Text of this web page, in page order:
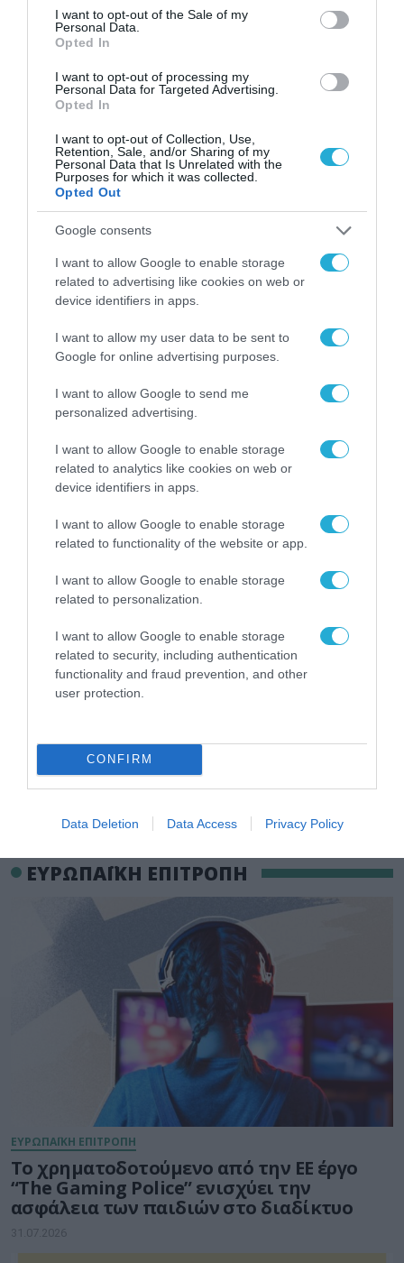
consent section.
I want to opt-out of the Sale of my
Personal Data.
Opted In
I want to opt-out of processing my
Personal Data for Targeted Advertising.
Opted In
I want to opt-out of Collection, Use,
Retention, Sale, and/or Sharing of my
Personal Data that Is Unrelated with the
Purposes for which it was collected.
Opted Out
Google consents
I want to allow Google to enable storage
related to advertising like cookies on web or
device identifiers in apps.
I want to allow my user data to be sent to
Google for online advertising purposes.
I want to allow Google to send me
personalized advertising.
I want to allow Google to enable storage
related to analytics like cookies on web or
device identifiers in apps.
I want to allow Google to enable storage
related to functionality of the website or app.
I want to allow Google to enable storage
related to personalization.
I want to allow Google to enable storage
related to security, including authentication
functionality and fraud prevention, and other
user protection.
CONFIRM
Data Deletion Data Access Privacy Policy
ΡΟΗ ΕΙΔΗΣΕΩΝ
Το χρηματοδοτούμενο
από την ΕΕ έργο “The
Gaming Police”
ενισχύει την ασφάλεια
των παιδιών στο
διαδίκτυο
31.07.2026
ΑΑΔΕ: Διευκρινίσεις
για τα πρόστιμα σε
παραβάσεις που
αφορούν τους ΦΗΜ
31.07.2026
Σ. Καλαφάτης: «Η
Τεχνητή Νοημοσύνη
δεν είναι απλώς μια
νέα τεχνολογία, είναι
επανάσταση»
Νέος οδηγός του ΕΚΤ
των ελληνικών
επιχειρήσεων στον
χώρο της άμυνας
31.07.2026
Η πιο ταξιδιάρικη
βαλίτσα του φετινού
καλοκαιριού έχει την
31.07.2026
ΕΥΡΩΠΑΪΚΗ ΕΠΙΤΡΟΠΗ
ΕΥΡΩΠΑΪΚΗ ΕΠΙΤΡΟΠΗ
Το χρηματοδοτούμενο από την ΕΕ έργο
“The Gaming Police” ενισχύει την
ασφάλεια των παιδιών στο διαδίκτυο
31.07.2026